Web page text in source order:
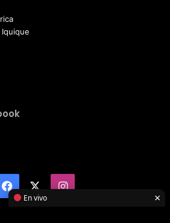
Facebook Instagram
En vivo ×